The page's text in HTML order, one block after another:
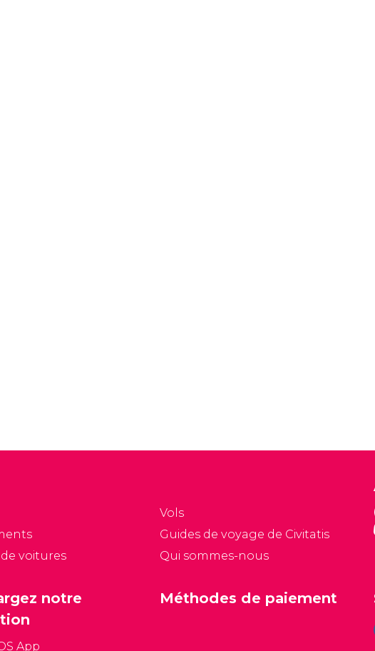
voitures
Vols
Guides de voyage de Civitatis
Qui sommes-nous
notre
App
Méthodes de paiement